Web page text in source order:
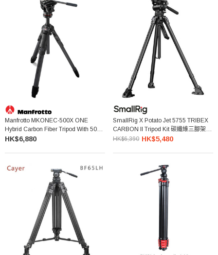
Manfrotto MKONEC-500X ONE
Hybrid Carbon Fiber Tripod With 500X
Fluid Head 三腳架套裝
HK$6,880
SmallRig X Potato Jet 5755 TRIBEX
CARBON II Tripod Kit 碳纖維三腳架套
裝
HK$6,390 HK$5,480